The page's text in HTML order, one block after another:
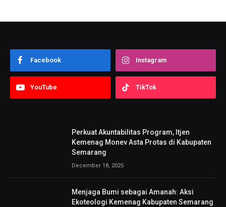
Facebook Instagram
YouTube TikTok
Perkuat Akuntabilitas Program, Itjen
Kemenag Monev Asta Protas di Kabupaten
Semarang
December 18, 2025
Menjaga Bumi sebagai Amanah: Aksi
Ekoteologi Kemenag Kabupaten Semarang